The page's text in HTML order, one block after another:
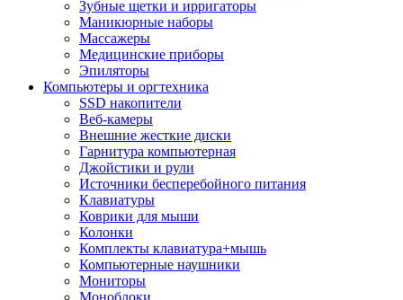
Зубные щетки и ирригаторы
Маникюрные наборы
Массажеры
Медицинские приборы
Эпиляторы
Компьютеры и оргтехника
SSD накопители
Веб-камеры
Внешние жесткие диски
Гарнитура компьютерная
Джойстики и рули
Источники бесперебойного питания
Клавиатуры
Коврики для мыши
Колонки
Комплекты клавиатура+мышь
Компьютерные наушники
Мониторы
Моноблоки